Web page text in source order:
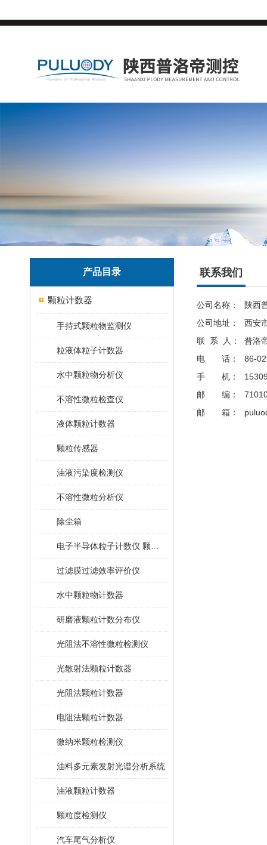
产品目录
颗粒计数器
手持式颗粒物监测仪
粒液体粒子计数器
水中颗粒物分析仪
不溶性微粒检查仪
液体颗粒计数器
颗粒传感器
油液污染度检测仪
不溶性微粒分析仪
除尘箱
过滤膜过滤效率评价仪
水中颗粒物计数器
研磨液颗粒计数分布仪
光阻法不溶性微粒检测仪
光散射法颗粒计数器
光阻法颗粒计数器
电阻法颗粒计数器
微纳米颗粒检测仪
油料多元素发射光谱分析系统
油液颗粒计数器
颗粒度检测仪
汽车尾气分析仪
联系我们
公司名称：
陕西
公司地址：
西安
联 系 人：
普洛
电 话：
86-
手 机：
邮 编：
邮 箱：